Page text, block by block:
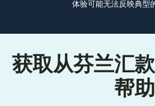
体验可能无法反映典型
获取从芬兰汇
帮助